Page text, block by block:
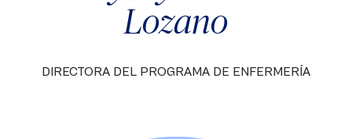
Lozano
DIRECTORA DEL PROGRAMA DE ENFERMERÍA